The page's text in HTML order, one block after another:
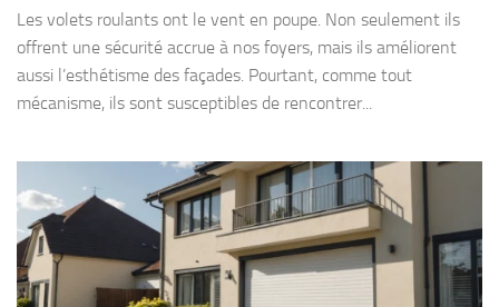
Les volets roulants ont le vent en poupe. Non seulement ils
offrent une sécurité accrue à nos foyers, mais ils améliorent
aussi l’esthétisme des façades. Pourtant, comme tout
mécanisme, ils sont susceptibles de rencontrer...